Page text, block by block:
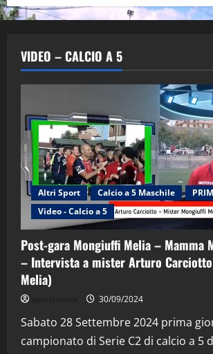
VIDEO – CALCIO A 5
Altri Sport Calcio a 5 Maschile
Video - Calcio a 5
Post-gara Mongiuffi Melia – Mamma
– Intervista a mister Arturo
Melia)
30/09/2024
Sabato 28 Settembre 2024 prima
campionato di Serie C2 di calcio a 5
2
“SportEmpire” in
(Martedi 28 Aprile
28/04/2026